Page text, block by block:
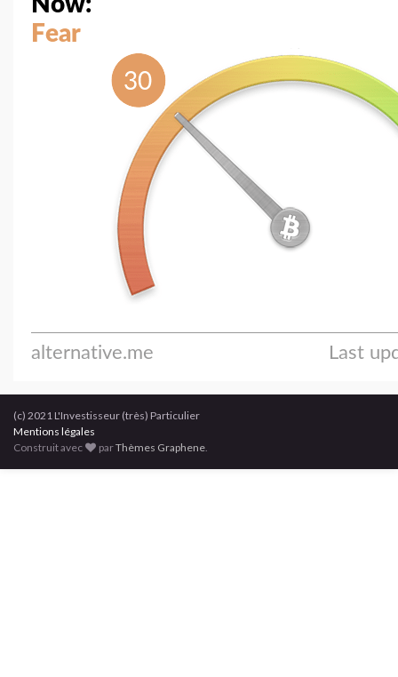
(c) 2021 L'Investisseur (très) Particulier
Mentions légales
Construit avec
parThèmes Graphene